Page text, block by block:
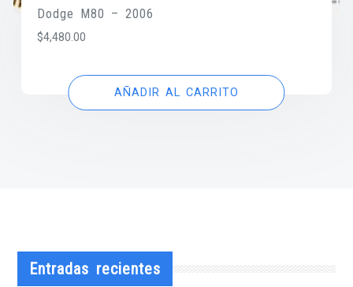
Dodge M80 – 2006
$4,480.00
AÑADIR AL CARRITO
Entradas recientes